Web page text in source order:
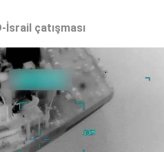
İsrail çatışması